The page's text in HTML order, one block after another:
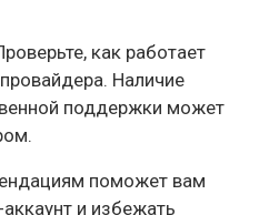
как работает
Наличие
поддержки может
поможет вам
и избежать